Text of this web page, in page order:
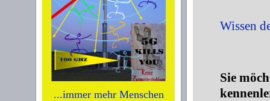
...immer mehr Menschen
Wissen
Sie